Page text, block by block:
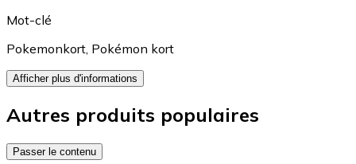
Mot-clé
Pokemonkort, Pokémon kort
Afficher plus d'informations
Autres produits populaires
Passer le contenu